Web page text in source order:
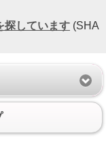
探しています (SHA